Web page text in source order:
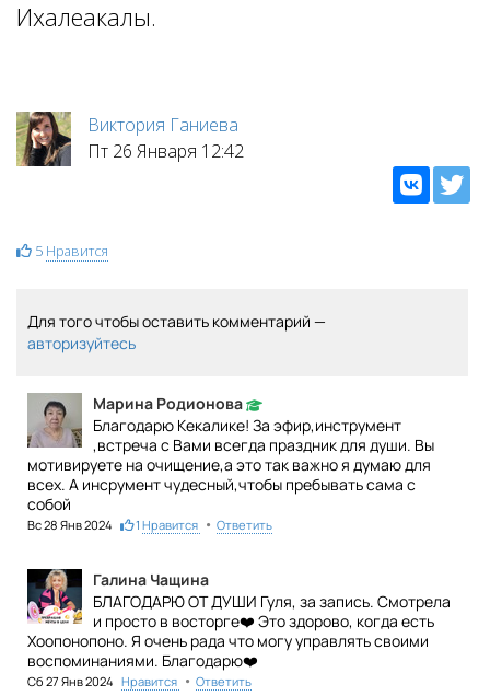
Ихалеакалы.
Виктория Ганиева
Пт 26 Января 12:42
5 Нравится
Для того чтобы оставить комментарий —
авторизуйтесь
Марина Родионова
Благодарю Кекалике! За эфир,инструмент
,встреча с Вами всегда праздник для души. Вы
мотивируете на очищение,а это так важно я думаю для
всех. А инсрумент чудесный,чтобы пребывать сама с
собой
Вс 28 Янв 2024 1 Нравится • Ответить
Галина Чащина
БЛАГОДАРЮ ОТ ДУШИ Гуля, за запись. Смотрела
и просто в восторге❤️ Это здорово, когда есть
Хоопонопоно. Я очень рада что могу управлять своими
воспоминаниями. Благодарю❤️
Сб 27 Янв 2024 Нравится • Ответить